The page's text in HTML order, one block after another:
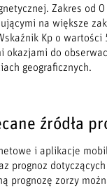
Zakres od
na większe
Kp o
okazjami do
geograficznych.
źródła
i aplikacje
prognoz
prognozę zorzy